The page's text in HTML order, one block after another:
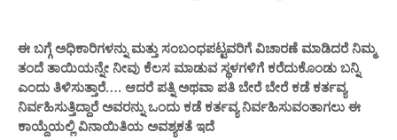
ಈ ಬಗ್ಗೆ ಅಧಿಕಾರಿಗಳನ್ನು ಮತ್ತು ಸಂಬಂಧಪಟ್ಟವರಿಗೆ ವಿಚಾರಣೆ ಮಾಡಿದರೆ ನಿಮ್ಮ
ತಂದೆ ತಾಯಿಯನ್ನೇ ನೀವು ಕೆಲಸ ಮಾಡುವ ಸ್ಥಳಗಳಿಗೆ ಕರೆದುಕೊಂಡು ಬನ್ನಿ
ಎಂದು ತಿಳಿಸುತ್ತಾರೆ…. ಆದರೆ ಪತ್ನಿ ಅಥವಾ ಪತಿ ಬೇರೆ ಬೇರೆ ಕಡೆ ಕರ್ತವ್ಯ
ನಿರ್ವಹಿಸುತ್ತಿದ್ದಾರೆ ಅವರನ್ನು ಒಂದು ಕಡೆ ಕರ್ತವ್ಯ ನಿರ್ವಹಿಸುವಂತಾಗಲು ಈ
ಕಾಯ್ದೆಯಲ್ಲಿ ವಿನಾಯಿತಿಯ ಅವಶ್ಯಕತೆ ಇದೆ